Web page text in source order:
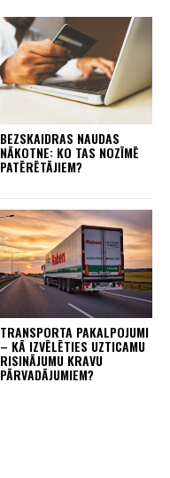
BEZSKAIDRAS NAUDAS
NĀKOTNE: KO TAS NOZĪMĒ
PATĒRĒTĀJIEM?
TRANSPORTA PAKALPOJUMI
– KĀ IZVĒLĒTIES UZTICAMU
RISINĀJUMU KRAVU
PĀRVADĀJUMIEM?